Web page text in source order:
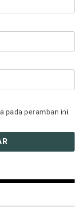
pada peramban ini